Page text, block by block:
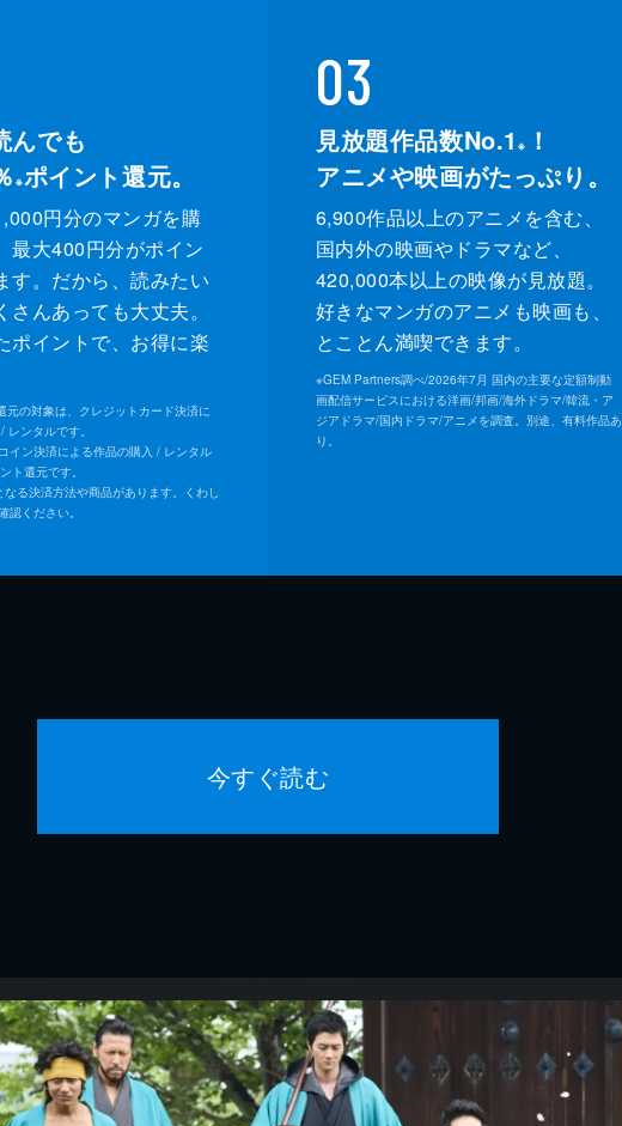
んでも
※ポイント還元。
円分のマンガを購
最大400円分がポイン
す。だから、読みたい
さんあっても大丈夫。
ポイントで、お得に楽
元の対象は、クレジットカード決済に
ンタルです。
イン決済による作品の購入 / レンタル
ト還元です。
なる決済方法や商品があります。くわし
認ください。
03
見放題作品数No.1 ※
！
アニメや映画がたっぷり。
6,900作品以上のアニメを含む、
国内外の映画やドラマなど、
420,000本以上の映像が見放題。
好きなマンガのアニメも映画も、
とことん満喫できます。
※GEM Partners調べ/2026年7⽉ 国内の主要な定額制動
画配信サービスにおける洋画/邦画/海外ドラマ/韓流・ア
ジアドラマ/国内ドラマ/アニメを調査。別途、有料作品あ
り。
今すぐ読む